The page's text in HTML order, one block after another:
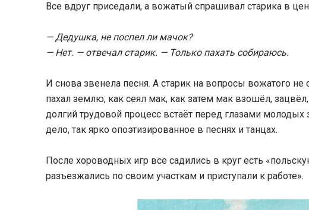
Все вдруг приседали, а вожатый спрашивал старика в
— Дедушка, не поспел ли мачок?
— Нет. — отвечал старик. — Только пахать собираюсь.
И снова звенела песня. А старик на вопросы вожатого не
пахал землю, как сеял мак, как затем мак взошёл,
долгий трудовой процесс встаёт перед глазами
дело, так ярко опоэтизированное в песнях и танцах.
После хороводных игр все садились в круг есть
разъезжались по своим участкам и приступали к работе».